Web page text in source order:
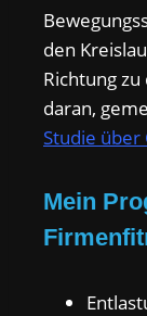
den
Richtung
daran,
Studie über
Mein